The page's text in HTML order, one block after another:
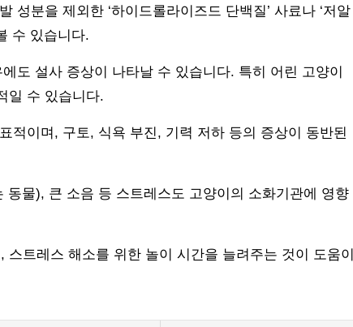
성분을 제외한 ‘하이드롤라이즈드 단백질’ 사료나 ‘저알
수 있습니다.
도 설사 증상이 나타날 수 있습니다. 특히 어린 고양이
일 수 있습니다.
적이며, 구토, 식욕 부진, 기력 저하 등의 증상이 동반된
물), 큰 소음 등 스트레스도 고양이의 소화기관에 영향
스트레스 해소를 위한 놀이 시간을 늘려주는 것이 도움이